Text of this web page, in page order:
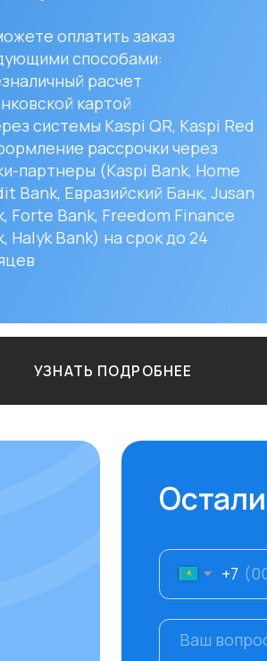
Freedom Finance
ПОДРОБНЕЕ
Остались
+7
Отправить